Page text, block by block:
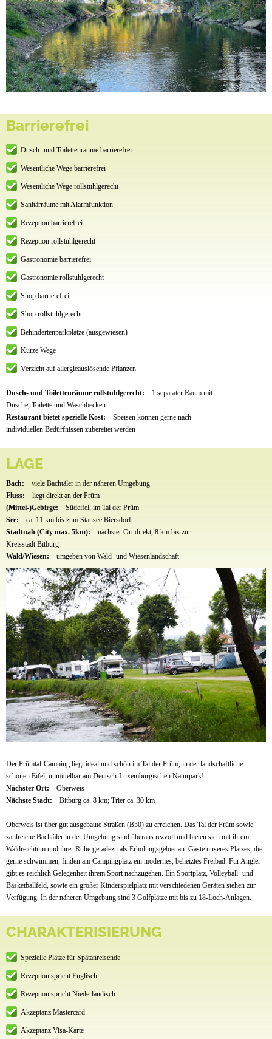
Barrierefrei
Dusch- und Toilettenräume barrierefrei
Wesentliche Wege barrierefrei
Wesentliche Wege rollstuhlgerecht
Sanitärräume mit Alarmfunktion
Rezeption barrierefrei
Rezeption rollstuhlgerecht
Gastronomie barrierefrei
Gastronomie rollstuhlgerecht
Shop barrierefrei
Shop rollstuhlgerecht
Behindertenparkplätze (ausgewiesen)
Kurze Wege
Verzicht auf allergieauslösende Pflanzen
Dusch- und Toilettenräume rollstuhlgerecht:
1 separater Raum mit
Dusche, Toilette und Waschbecken
Restaurant bietet spezielle Kost:
Speisen können gerne nach
individuellen Bedürfnissen zubereitet werden
LAGE
Bach:
viele Bachtäler in der näheren Umgebung
Fluss:
liegt direkt an der Prüm
(Mittel-)Gebirge:
Südeifel, im Tal der Prüm
See:
ca. 11 km bis zum Stausee Biersdorf
Stadtnah (City max. 5km):
nächster Ort direkt, 8 km bis zur
Kreisstadt Bitburg
Wald/Wiesen:
umgeben von Wald- und Wiesenlandschaft
Der Prümtal-Camping liegt ideal und schön im Tal der Prüm, in der landschaftliche
schönen Eifel, unmittelbar am Deutsch-Luxemburgischen Naturpark!
Nächster Ort:
Oberweis
Nächste Stadt:
Bitburg ca. 8 km; Trier ca. 30 km
Oberweis ist über gut ausgebaute Straßen (B50) zu erreichen. Das Tal der Prüm sowie
zahlreiche Bachtäler in der Umgebung sind überaus rezvoll und bieten sich mit ihrem
Waldreichtum und ihrer Ruhe geradezu als Erholungsgebiet an. Gäste unseres Platzes, die
gerne schwimmen, finden am Campingplatz ein modernes, beheiztes Freibad. Für Angler
gibt es reichlich Gelegenheit ihrem Sport nachzugehen. Ein Sportplatz, Volleyball- und
Basketballfeld, sowie ein großer Kinderspielplatz mit verschiedenen Geräten stehen zur
Verfügung. In der näheren Umgebung sind 3 Golfplätze mit bis zu 18-Loch-Anlagen.
CHARAKTERISIERUNG
Spezielle Plätze für Spätanreisende
Rezeption spricht Englisch
Rezeption spricht Niederländisch
Akzeptanz Mastercard
Akzeptanz Visa-Karte